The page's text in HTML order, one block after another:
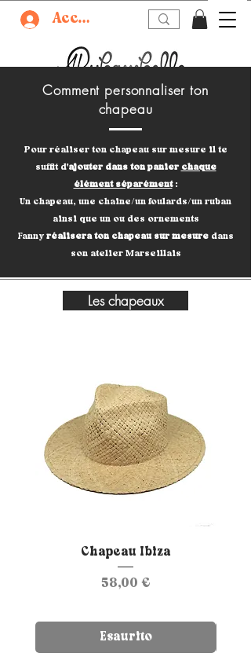
Accedi
Comment personnaliser ton
chapeau
Pour réaliser ton chapeau sur mesure il te
suffit d'ajouter dans ton panier chaque
élément séparément:
Un chapeau, une chaine/un foulards/un ruban
ainsi que un ou des ornements
Fanny réalisera ton chapeau sur mesure dans
son atelier Marseillais
Les chapeaux
Chapeau Ibiza
Prezzo
58,00 €
Esaurito